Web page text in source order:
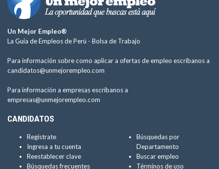
Un Mejor Empleo®
La Guía de Empleos de Perú - Bolsa de Trabajo
Para información sobre como aplicar a ofertas de empleo escríbanos a
candidatos@unmejorempleo.com
Para información a empresas escríbanos a
empresas@unmejorempleo.com
CANDIDATOS
Regístrate
Ingresa a tu cuenta
Reestablecer clave
Búsquedas frecuentes
Búsquedas por
Departamento
Buscar empleo
Términos de uso